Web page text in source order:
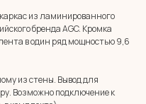
из ламинированного
бренда AGC. Кромка
в один ряд мощностью 9,6
из стены. Вывод для
Возможно подключение к